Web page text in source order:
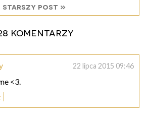
starszy post »
komentarzy
22 lipca 2015 09:46
<3.